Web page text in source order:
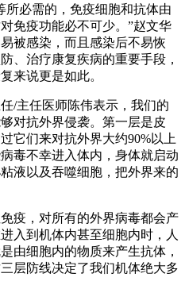
所必需的，免疫细胞和抗体由
免疫功能必不可少。”赵文华
被感染，而且感染后不易恢
、治疗康复疾病的重要手段，
来说更是如此。
/主任医师陈伟表示，我们的
对抗外界侵袭。第一层是皮
它们来对抗外界大约90%以上
毒不幸进入体内，身体就启动
液以及吞噬细胞，把外界来的
疫，对所有的外界病毒都会产
入到机体内甚至细胞内时，人
由细胞内的物质来产生抗体，
层防线决定了我们机体绝大多